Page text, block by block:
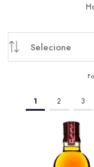
1 2 3